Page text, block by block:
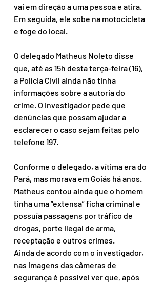
vai em direção a uma pessoa e atira.
Em seguida, ele sobe na motocicleta
e foge do local.
O delegado Matheus Noleto disse
que, até as 15h desta terça-feira (16),
a Polícia Civil ainda não tinha
informações sobre a autoria do
crime. O investigador pede que
denúncias que possam ajudar a
esclarecer o caso sejam feitas pelo
telefone 197.
Conforme o delegado, a vítima era do
Pará, mas morava em Goiás há anos.
Matheus contou ainda que o homem
tinha uma “extensa” ficha criminal e
possuía passagens por tráfico de
drogas, porte ilegal de arma,
receptação e outros crimes.
Ainda de acordo com o investigador,
nas imagens das câmeras de
segurança é possível ver que, após